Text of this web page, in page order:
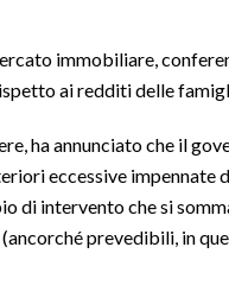
immobiliare,
ai redditi delle
ha annunciato che il
eccessive
di intervento che si
prevedibili, in